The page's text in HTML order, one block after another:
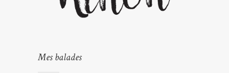
Mes balades